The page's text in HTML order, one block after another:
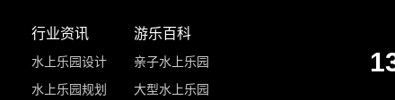
行业资讯
水上乐园设计
水上乐园规划
游乐百科
亲子水上乐园
大型水上乐园